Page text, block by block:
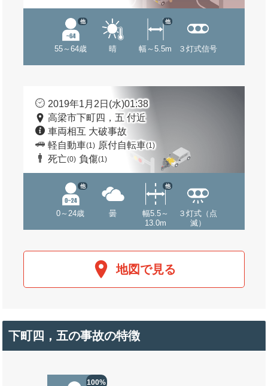
55～64歳
他
晴 幅～5.5m
他
３灯式信号
2019年1月2日(水)01:38
高梁市下町四，五 付近
車両相互 大破事故
軽自動車(1) 原付自転車(1)
死亡(0) 負傷(1)
0～24歳
他
曇
幅5.5～
13.0m
他
３灯式（点
滅）
地図で見る
下町四，五の事故の特徴
100%